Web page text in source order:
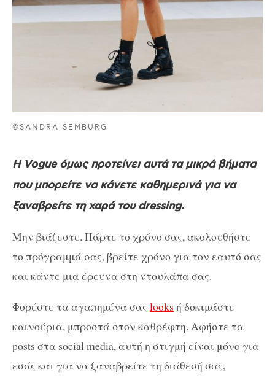
©SANDRA SEMBURG
Η Vogue όμως προτείνει αυτά τα μικρά βήματα
που μπορείτε να κάνετε καθημερινά για να
ξαναβρείτε τη χαρά του dressing.
Μην βιάζεστε. Πάρτε το χρόνο σας, ακολουθήστε
το πρόγραμμά σας, βρείτε χρόνο για τον εαυτό σας
και κάντε μια έρευνα στη ντουλάπα σας.
Φορέστε τα αγαπημένα σας looks ή δοκιμάστε
καινούρια, μπροστά στον καθρέφτη. Αφήστε τα
posts στα social media, αυτή η στιγμή είναι μόνο για
εσάς και για να ξαναβρείτε τη διάθεσή σας,